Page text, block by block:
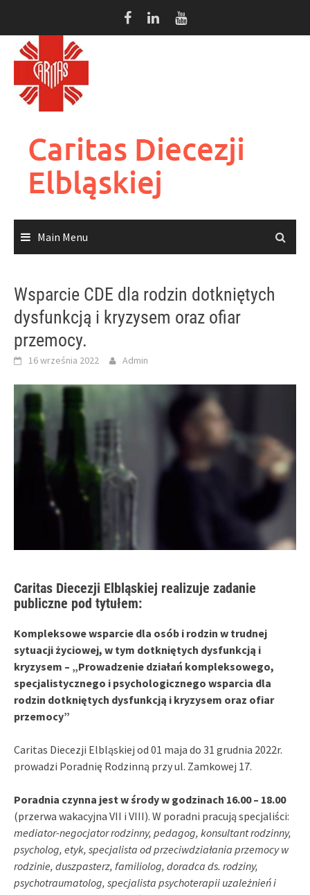
content
Caritas Diecezji
Elbląskiej
Main Menu
Wsparcie CDE dla rodzin dotkniętych
dysfunkcją i kryzysem oraz ofiar
przemocy.
16 września 2022 Admin
Caritas Diecezji Elbląskiej realizuje zadanie
publiczne pod tytułem:
Kompleksowe wsparcie dla osób i rodzin w trudnej
sytuacji życiowej, w tym dotkniętych dysfunkcją i
kryzysem – „Prowadzenie działań kompleksowego,
specjalistycznego i psychologicznego wsparcia dla
rodzin dotkniętych dysfunkcją i kryzysem oraz ofiar
przemocy”
Caritas Diecezji Elbląskiej od 01 maja do 31 grudnia 2022r.
prowadzi Poradnię Rodzinną przy ul. Zamkowej 17.
Poradnia czynna jest w środy w godzinach 16.00 – 18.00
(przerwa wakacyjna VII i VIII). W poradni pracują specjaliści:
mediator-negocjator rodzinny, pedagog, konsultant rodzinny,
psycholog, etyk, specjalista od przeciwdziałania przemocy w
rodzinie, duszpasterz, familiolog, doradca ds. rodziny,
psychotraumatolog, specjalista psychoterapii uzależnień i